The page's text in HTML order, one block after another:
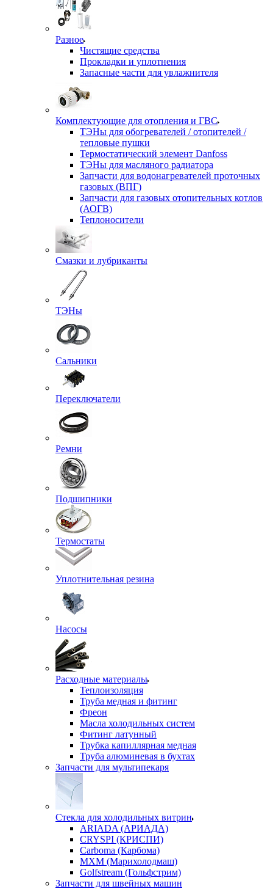
Разное
Чистящие средства
Прокладки и уплотнения
Запасные части для увлажнителя
Комплектующие для отопления и ГВС
ТЭНы для обогревателей / отопителей /
тепловые пушки
Термостатический элемент Danfoss
ТЭНы для масляного радиатора
Запчасти для водонагревателей проточных
газовых (ВПГ)
Запчасти для газовых отопительных котлов
(АОГВ)
Теплоносители
Смазки и лубриканты
ТЭНы
Сальники
Переключатели
Ремни
Подшипники
Термостаты
Уплотнительная резина
Насосы
Расходные материалы
Теплоизоляция
Труба медная и фитинг
Фреон
Масла холодильных систем
Фитинг латунный
Трубка капиллярная медная
Труба алюминевая в бухтах
Запчасти для мультипекаря
Стекла для холодильных витрин
ARIADA (АРИАДА)
CRYSPI (КРИСПИ)
Carboma (Карбома)
MXM (Марихолодмаш)
Golfstream (Гольфстрим)
Запчасти для швейных машин